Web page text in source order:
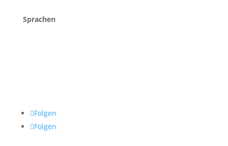
Sprachen
Folgen
Folgen